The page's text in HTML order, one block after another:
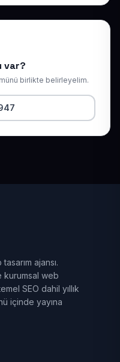
var?
birlikte belirleyelim.
ajansı.
kurumsal web
SEO dahil yıllık
içinde yayına